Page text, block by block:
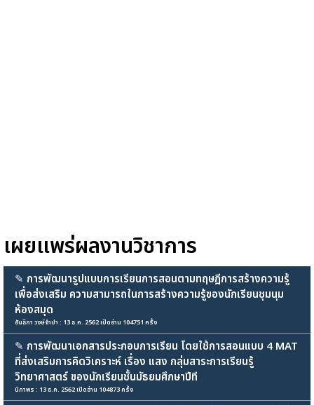
เผยแพร่ผลงานวิชาการ
✎ การพัฒนารูปแบบการเรียนการสอนตามทฤษฎีการสร้างความรู้
เพื่อส่งเสริม ความสามารถในการสร้างความรู้ของนักเรียนชุมนุม
ห้องสมุด
อันธิกา วงษ์จำปา : 13 ธ.ค. 2562 เปิดอ่าน 104751 ครั้ง
✎ การพัฒนาเอกสารประกอบการเรียน โดยใช้การสอนแบบ 4 MAT
ที่ส่งเสริมการคิดวิเคราะห์ เรื่อง แสง กลุ่มสาระการเรียนรู้
วิทยาศาสตร์ ของนักเรียนชั้นมัธยมศึกษาปีที
นิภาพร : 13 ธ.ค. 2562 เปิดอ่าน 104873 ครั้ง